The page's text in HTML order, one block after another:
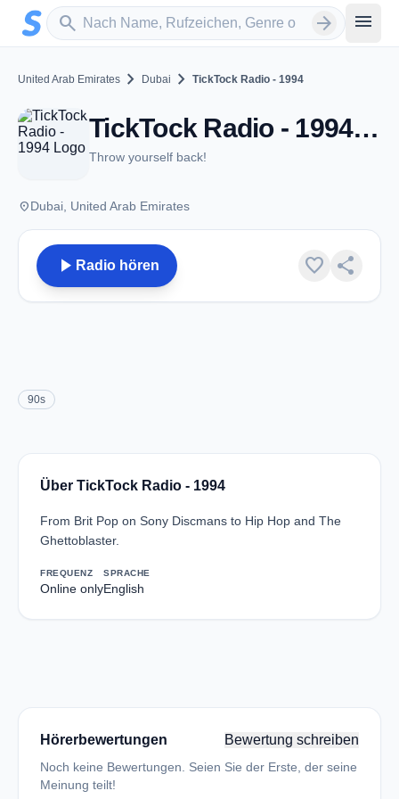
Zum Hauptinhalt springen
search
Sender suchen arrow_forward menu
United Arab Emirates chevron_right Dubai chevron_right TickTock Radio - 1994
TickTock Radio - 1994 - Dubai
Throw yourself back!
placeDubai, United Arab Emirates
play_arrow Radio hören favorite share
90s
Über TickTock Radio - 1994
From Brit Pop on Sony Discmans to Hip Hop and The
Ghettoblaster.
FREQUENZ
Online only
SPRACHE
English
Hörerbewertungen Bewertung schreiben
Noch keine Bewertungen. Seien Sie der Erste, der seine
Meinung teilt!